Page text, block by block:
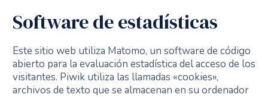
Software de estadísticas
Este sitio web utiliza Matomo, un software de código
abierto para la evaluación estadística del acceso de los
visitantes. Piwik utiliza las llamadas «cookies»,
archivos de texto que se almacenan en su ordenador